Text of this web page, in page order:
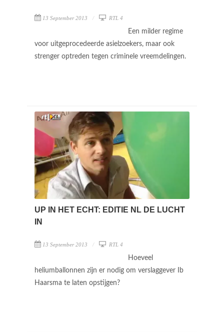
13 September 2013 RTL 4
Een milder regime
voor uitgeprocedeerde asielzoekers, maar ook
strenger optreden tegen criminele vreemdelingen.
UP IN HET ECHT: EDITIE NL DE LUCHT
IN
13 September 2013 RTL 4
Hoeveel
heliumballonnen zijn er nodig om verslaggever Ib
Haarsma te laten opstijgen?